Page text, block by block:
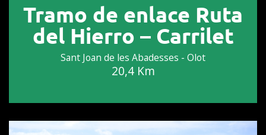
Tramo de enlace Ruta
del Hierro – Carrilet
Sant Joan de les Abadesses - Olot
20,4 Km